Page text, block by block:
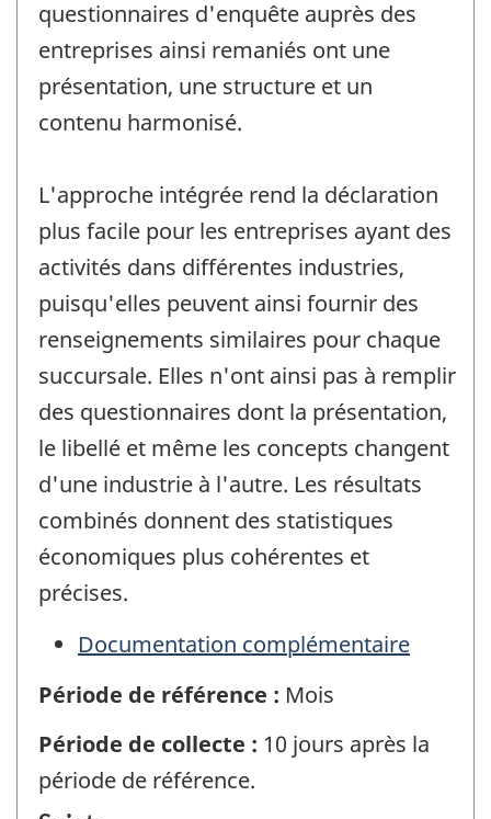
questionnaires d'enquête auprès des
entreprises ainsi remaniés ont une
présentation, une structure et un
contenu harmonisé.
L'approche intégrée rend la déclaration
plus facile pour les entreprises ayant des
activités dans différentes industries,
puisqu'elles peuvent ainsi fournir des
renseignements similaires pour chaque
succursale. Elles n'ont ainsi pas à remplir
des questionnaires dont la présentation,
le libellé et même les concepts changent
d'une industrie à l'autre. Les résultats
combinés donnent des statistiques
économiques plus cohérentes et
précises.
Documentation complémentaire
Période de référence : Mois
Période de collecte : 10 jours après la
période de référence.